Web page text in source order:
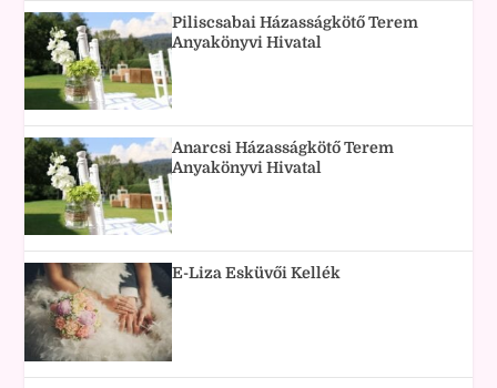
Piliscsabai Házasságkötő Terem
Anyakönyvi Hivatal
Anarcsi Házasságkötő Terem
Anyakönyvi Hivatal
E-Liza Esküvői Kellék